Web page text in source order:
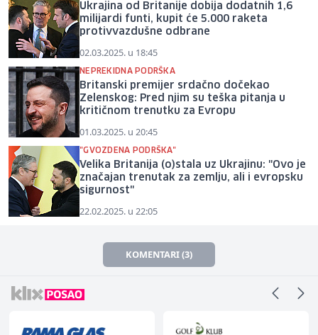
Ukrajina od Britanije dobija dodatnih 1,6
milijardi funti, kupit će 5.000 raketa
protivvazdušne odbrane
02.03.2025. u 18:45
NEPREKIDNA PODRŠKA
Britanski premijer srdačno dočekao
Zelenskog: Pred njim su teška pitanja u
kritičnom trenutku za Evropu
01.03.2025. u 20:45
"GVOZDENA PODRŠKA"
Velika Britanija (o)stala uz Ukrajinu: "Ovo je
značajan trenutak za zemlju, ali i evropsku
sigurnost"
22.02.2025. u 22:05
KOMENTARI (3)